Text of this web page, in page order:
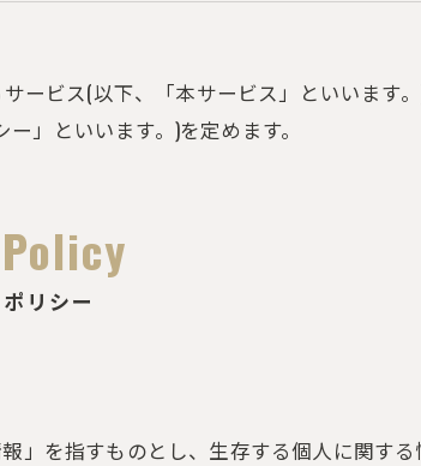
ービス(以下、「本サービス」といいます
」といいます。)を定めます。
リシー
」を指すものとし、生存する個人に関す